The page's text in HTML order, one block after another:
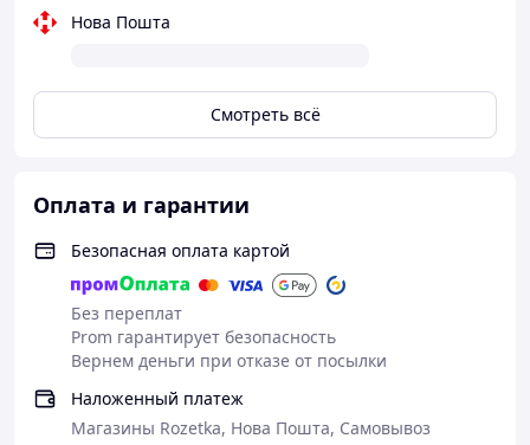
Нова Пошта
Смотреть всё
Оплата и гарантии
Безопасная оплата картой
Без переплат
Prom гарантирует безопасность
Вернем деньги при отказе от посылки
Наложенный платеж
Магазины Rozetka, Нова Пошта, Самовывоз